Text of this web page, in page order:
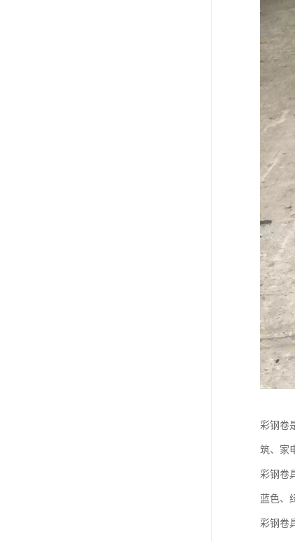
彩钢卷
筑、家
彩钢卷
蓝色、
彩钢卷